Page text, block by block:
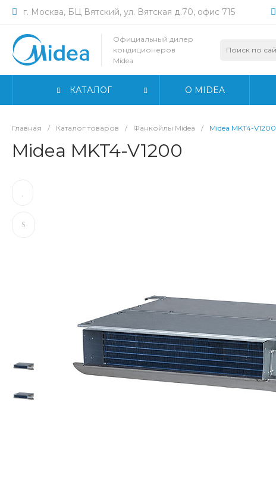
г. Москва, БЦ Вятский, ул. Вятская д.70, офис 715
Официальный дилер
кондиционеров
Midea
КАТАЛОГ О MIDEA
Главная / Каталог товаров / Фанкойлы Midea / Midea MKT4-V1200
Midea MKT4-V1200